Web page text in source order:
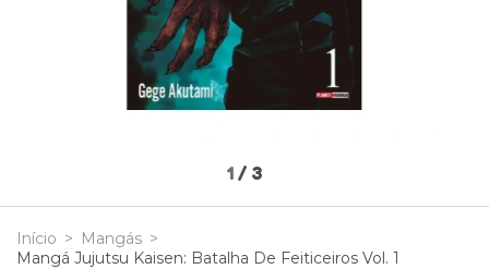
1 / 3
Início > Mangás >
Mangá Jujutsu Kaisen: Batalha De Feiticeiros Vol. 1